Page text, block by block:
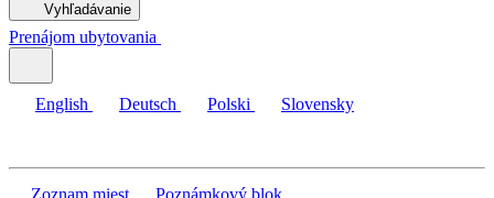
Vyhľadávanie
Prenájom ubytovania
English Deutsch Polski Slovensky
Zoznam miest Poznámkový blok